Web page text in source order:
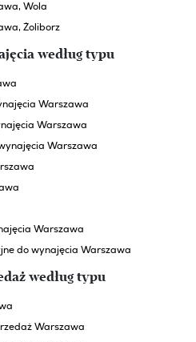
Wola
Żoliborz
według typu
Warszawa
Warszawa
Warszawa
Warszawa
do wynajęcia Warszawa
według typu
Warszawa